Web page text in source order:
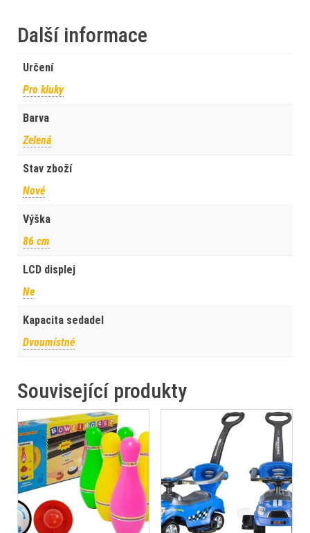
Další informace
Určení
Pro kluky
Barva
Zelená
Stav zboží
Nové
Výška
86 cm
LCD displej
Ne
Kapacita sedadel
Dvoumístné
Související produkty